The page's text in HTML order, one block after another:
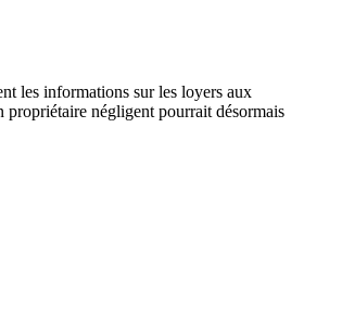
les informations sur les loyers aux
propriétaire négligent pourrait désormais